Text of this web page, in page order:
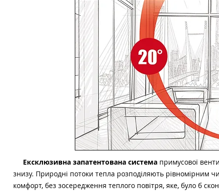
Ексклюзивна запатентована система примусової
знизу. Природні потоки тепла розподіляють рівномірним
комфорт, без зосередження теплого повітря, яке, було б